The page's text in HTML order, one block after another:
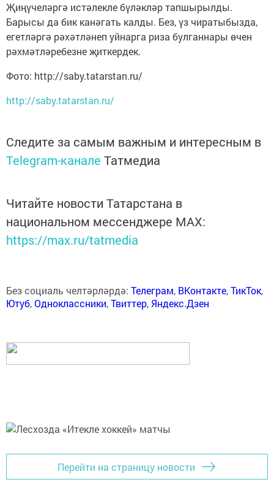
Җиңүчеләргә истәлекле бүләкләр тапшырылды.
Барысы да бик канәгать калды. Без, үз чиратыбызда,
егетләргә рәхәтләнеп уйнарга риза булганнары өчен
рәхмәтләребезне җиткердек.
Фото: http://saby.tatarstan.ru/
http://saby.tatarstan.ru/
Следите за самым важным и интересным в
Telegram-канале Татмедиа
Читайте новости Татарстана в
национальном мессенджере MАХ:
https://max.ru/tatmedia
Без социаль челтәрләрдә: Телеграм, ВКонтакте,ТикТок,
Ютуб,Одноклассники,Твиттер, Яндекс.Дзен
Перейти на страницу новости